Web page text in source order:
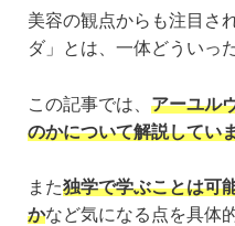
美容の観点からも注目さ
ダ」とは、一体どういっ
この記事では、 アーユル
のかについて解説してい
また独学で学ぶことは可
かなど気になる点を具体